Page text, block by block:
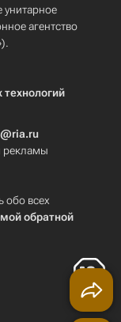
унитарное
агентство
рекламы
обо всех
обратной